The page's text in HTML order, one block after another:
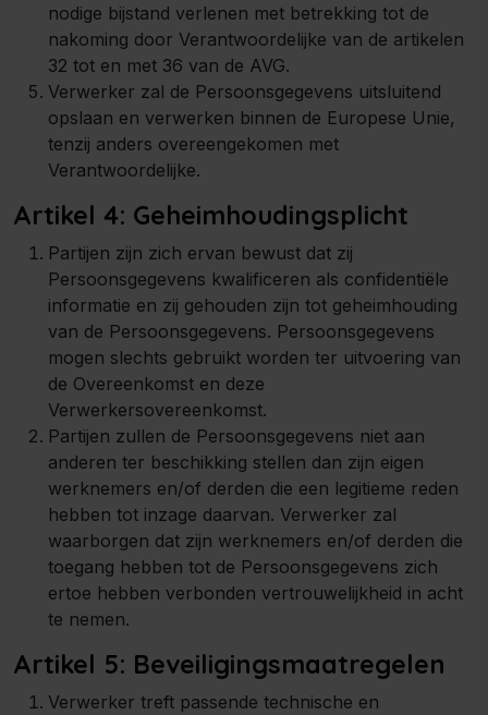
nodige bijstand verlenen met betrekking tot de
nakoming door Verantwoordelijke van de artikelen
32 tot en met 36 van de AVG.
Verwerker zal de Persoonsgegevens uitsluitend
opslaan en verwerken binnen de Europese Unie,
tenzij anders overeengekomen met
Verantwoordelijke.
Artikel 4: Geheimhoudingsplicht
Partijen zijn zich ervan bewust dat zij
Persoonsgegevens kwalificeren als confidentiële
informatie en zij gehouden zijn tot geheimhouding
van de Persoonsgegevens. Persoonsgegevens
mogen slechts gebruikt worden ter uitvoering van
de Overeenkomst en deze
Verwerkersovereenkomst.
Partijen zullen de Persoonsgegevens niet aan
anderen ter beschikking stellen dan zijn eigen
werknemers en/of derden die een legitieme reden
hebben tot inzage daarvan. Verwerker zal
waarborgen dat zijn werknemers en/of derden die
toegang hebben tot de Persoonsgegevens zich
ertoe hebben verbonden vertrouwelijkheid in acht
te nemen.
Artikel 5: Beveiligingsmaatregelen
Verwerker treft passende technische en